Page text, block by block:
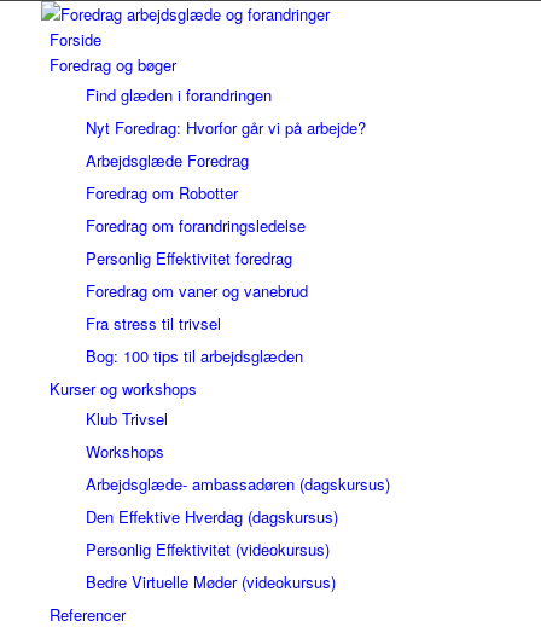
Forside
Foredrag og bøger
Find glæden i forandringen
Nyt Foredrag: Hvorfor går vi på arbejde?
Arbejdsglæde Foredrag
Foredrag om Robotter
Foredrag om forandringsledelse
Personlig Effektivitet foredrag
Foredrag om vaner og vanebrud
Fra stress til trivsel
Bog: 100 tips til arbejdsglæden
Kurser og workshops
Klub Trivsel
Workshops
Arbejdsglæde- ambassadøren (dagskursus)
Den Effektive Hverdag (dagskursus)
Personlig Effektivitet (videokursus)
Bedre Virtuelle Møder (videokursus)
Referencer